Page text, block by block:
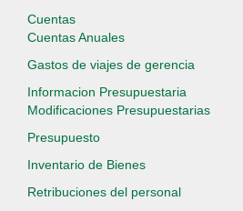
Cuentas
Cuentas Anuales
Gastos de viajes de gerencia
Informacion Presupuestaria
Modificaciones Presupuestarias
Presupuesto
Inventario de Bienes
Retribuciones del personal